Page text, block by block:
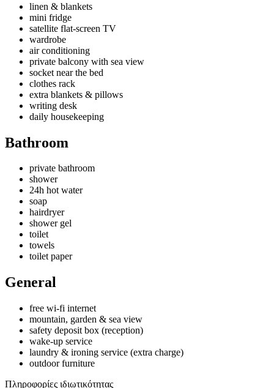
linen & blankets
mini fridge
satellite flat-screen TV
wardrobe
air conditioning
private balcony with sea view
socket near the bed
clothes rack
extra blankets & pillows
writing desk
daily housekeeping
Bathroom
private bathroom
shower
24h hot water
soap
hairdryer
shower gel
toilet
towels
toilet paper
General
free wi-fi internet
mountain, garden & sea view
safety deposit box (reception)
wake-up service
laundry & ironing service (extra charge)
outdoor furniture
Πληροφορίες ιδιωτικότητας